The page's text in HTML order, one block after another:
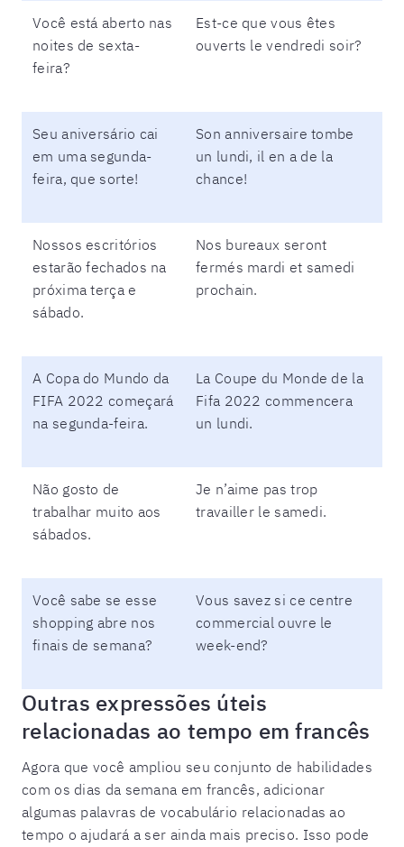
Você está aberto nas
noites de sexta-
feira?
Est-ce que vous êtes
ouverts le vendredi soir?
Seu aniversário cai
em uma segunda-
feira, que sorte!
Son anniversaire tombe
un lundi, il en a de la
chance!
Nossos escritórios
estarão fechados na
próxima terça e
sábado.
Nos bureaux seront
fermés mardi et samedi
prochain.
A Copa do Mundo da
FIFA 2022 começará
na segunda-feira.
La Coupe du Monde de la
Fifa 2022 commencera
un lundi.
Não gosto de
trabalhar muito aos
sábados.
Je n’aime pas trop
travailler le samedi.
Você sabe se esse
shopping abre nos
finais de semana?
Vous savez si ce centre
commercial ouvre le
week-end?
Outras expressões úteis
relacionadas ao tempo em francês
Agora que você ampliou seu conjunto de habilidades
com os dias da semana em francês, adicionar
algumas palavras de vocabulário relacionadas ao
tempo o ajudará a ser ainda mais preciso. Isso pode